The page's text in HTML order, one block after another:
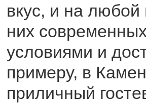
вкус, и на любой
них
условиями и
примеру, в
приличный